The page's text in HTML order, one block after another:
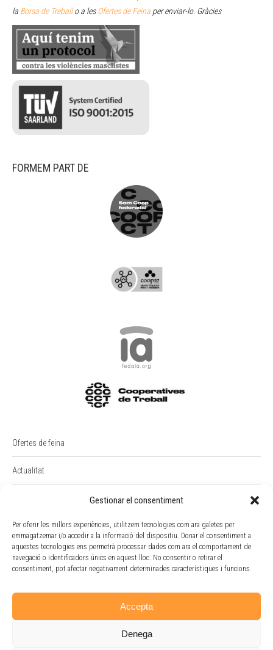
Gestionar el consentiment
Per oferir les millors experiències, utilitzem tecnologies com ara galetes per
emmagatzemar i/o accedir a la informació del dispositiu. Donar el consentiment a
aquestes tecnologies ens permetrà processar dades com ara el comportament de
navegació o identificadors únics en aquest lloc. No consentir o retirar el
consentiment, pot afectar negativament determinades característiques i funcions.
Accepta
Denega
la Borsa de Treballo a lesOfertes de Feina per enviar-lo. Gràcies
FORMEM PART DE
Ofertes de feina
Actualitat
Intranet
Portal Empleat